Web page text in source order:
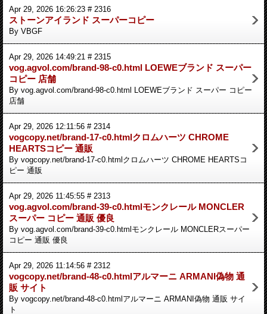
Apr 29, 2026 16:26:23 # 2316
ストーンアイランド スーパーコピー
By VBGF
Apr 29, 2026 14:49:21 # 2315
vog.agvol.com/brand-98-c0.html LOEWEブランド スーパー
コピー 店舗
By vog.agvol.com/brand-98-c0.html LOEWEブランド スーパー コピー
店舗
Apr 29, 2026 12:11:56 # 2314
vogcopy.net/brand-17-c0.htmlクロムハーツ CHROME
HEARTSコピー 通販
By vogcopy.net/brand-17-c0.htmlクロムハーツ CHROME HEARTSコ
ピー 通販
Apr 29, 2026 11:45:55 # 2313
vog.agvol.com/brand-39-c0.htmlモンクレール MONCLER
スーパー コピー 通販 優良
By vog.agvol.com/brand-39-c0.htmlモンクレール MONCLERスーパー
コピー 通販 優良
Apr 29, 2026 11:14:56 # 2312
vogcopy.net/brand-48-c0.htmlアルマーニ ARMANI偽物 通
販 サイト
By vogcopy.net/brand-48-c0.htmlアルマーニ ARMANI偽物 通販 サイ
ト